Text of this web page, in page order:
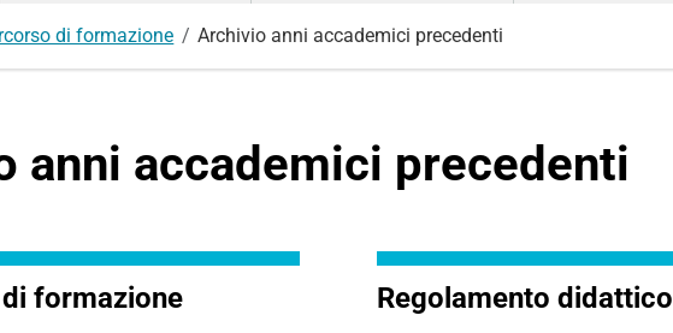
di formazione Archivio anni accademici precedenti
anni accademici precedenti
formazione Regolamento didattico